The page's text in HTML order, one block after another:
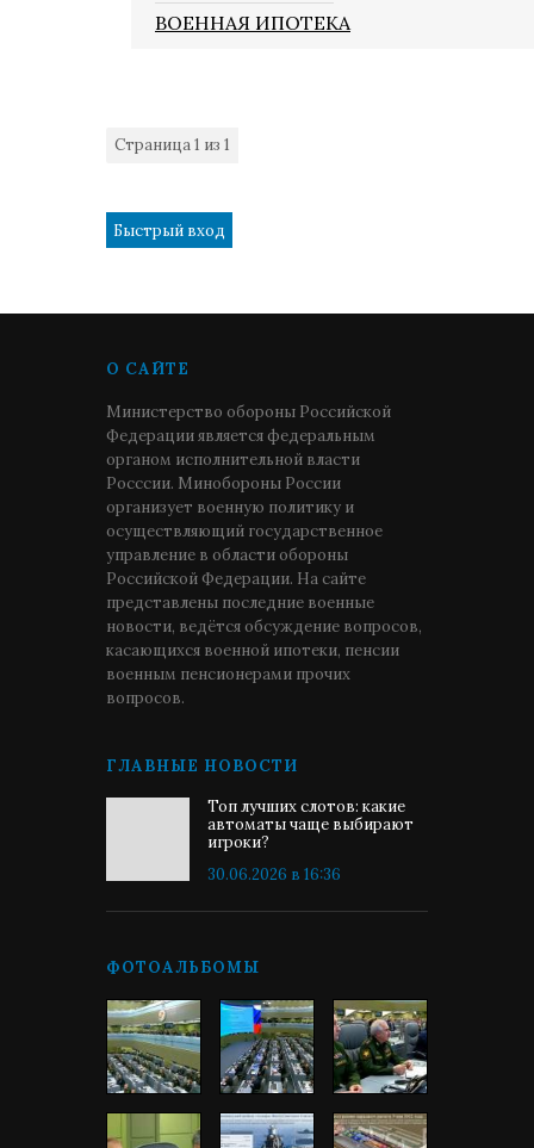
ВОЕННАЯ ИПОТЕКА
Страница1 из 1
О САЙТЕ
Министерство обороны Российской
Федерации является федеральным
органом исполнительной власти
Росссии. Минобороны России
организует военную политику и
осуществляющий государственное
управление в области обороны
Российской Федерации. На сайте
представлены последние военные
новости, ведётся обсуждение вопросов,
касающихся военной ипотеки, пенсии
военным пенсионерами прочих
вопросов.
ГЛАВНЫЕ НОВОСТИ
Топ лучших слотов: какие
автоматы чаще выбирают
игроки?
30.06.2026 в 16:36
ФОТОАЛЬБОМЫ